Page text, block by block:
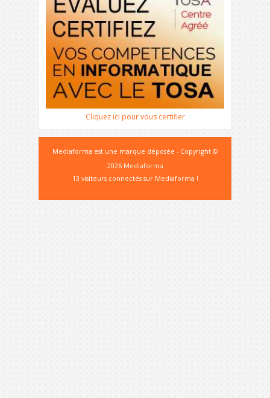
Cliquez ici pour vous certifier
Mediaforma est une marque déposée - Copyright ©
2026 Mediaforma
13 visiteurs connectés sur Mediaforma !